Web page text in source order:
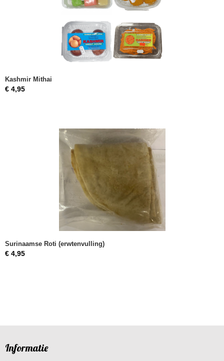
Kashmir Mithai
€ 4,95
Surinaamse Roti (erwtenvulling)
€ 4,95
Informatie